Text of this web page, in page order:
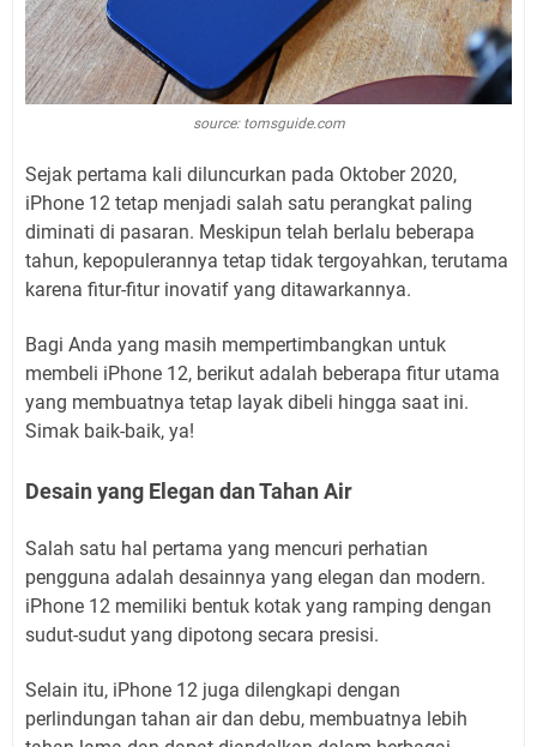
source: tomsguide.com
Sejak pertama kali diluncurkan pada Oktober 2020,
iPhone 12 tetap menjadi salah satu perangkat paling
diminati di pasaran. Meskipun telah berlalu beberapa
tahun, kepopulerannya tetap tidak tergoyahkan, terutama
karena fitur-fitur inovatif yang ditawarkannya.
Bagi Anda yang masih mempertimbangkan untuk
membeli iPhone 12, berikut adalah beberapa fitur utama
yang membuatnya tetap layak dibeli hingga saat ini.
Simak baik-baik, ya!
Desain yang Elegan dan Tahan Air
Salah satu hal pertama yang mencuri perhatian
pengguna adalah desainnya yang elegan dan modern.
iPhone 12 memiliki bentuk kotak yang ramping dengan
sudut-sudut yang dipotong secara presisi.
Selain itu, iPhone 12 juga dilengkapi dengan
perlindungan tahan air dan debu, membuatnya lebih